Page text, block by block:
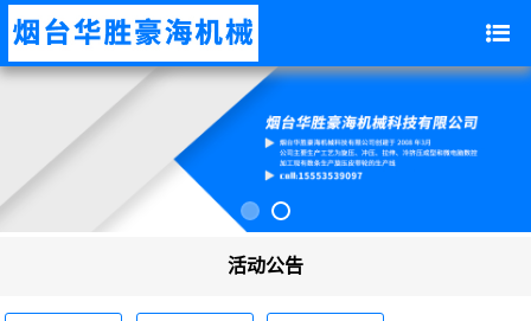
活动公告